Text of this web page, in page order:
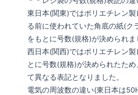
東日本(関東)ではポリエチレン
る前に使われていた角底の紙(ク
をもとに号数(規格)が決められま
西日本(関西)ではポリエチレン製
とに号数(規格)が決められたた
て異なる表記となりました。
電気の周波数の違い(東日本は